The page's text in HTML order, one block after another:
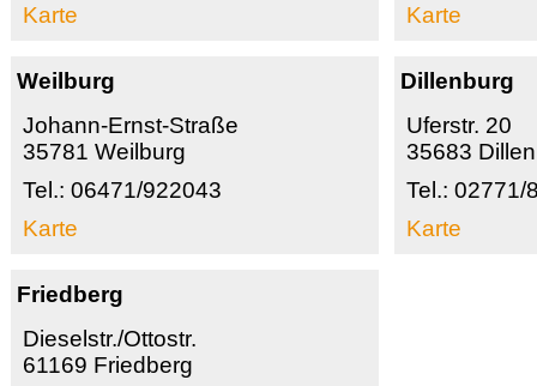
Karte
Karte
Weilburg
Johann-Ernst-Straße
35781 Weilburg
Tel.: 06471/922043
Karte
Dillenburg
Uferstr. 20
35683
Tel.: 02771/
Karte
Friedberg
Dieselstr./Ottostr.
61169 Friedberg